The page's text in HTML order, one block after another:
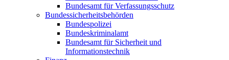
Bundesamt für Verfassungsschutz
Bundessicherheitsbehörden
Bundespolizei
Bundeskriminalamt
Bundesamt für Sicherheit und
Informationstechnik